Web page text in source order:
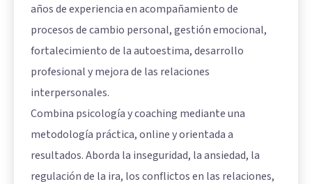
años de experiencia en acompañamiento de
procesos de cambio personal, gestión emocional,
fortalecimiento de la autoestima, desarrollo
profesional y mejora de las relaciones
interpersonales.
Combina psicología y coaching mediante una
metodología práctica, online y orientada a
resultados. Aborda la inseguridad, la ansiedad, la
regulación de la ira, los conflictos en las relaciones,